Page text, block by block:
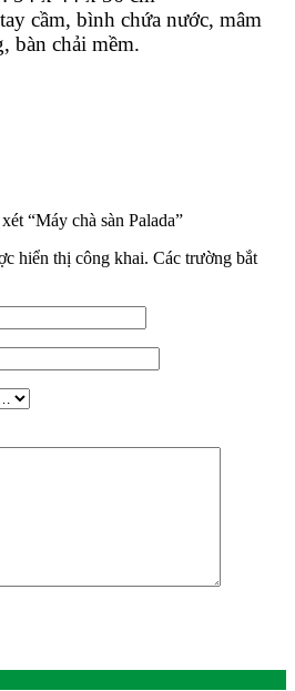
cầm, bình chứa nước, mâm
bàn chải mềm.
“Máy chà sàn Palada”
hiển thị công khai. Các trường bắt